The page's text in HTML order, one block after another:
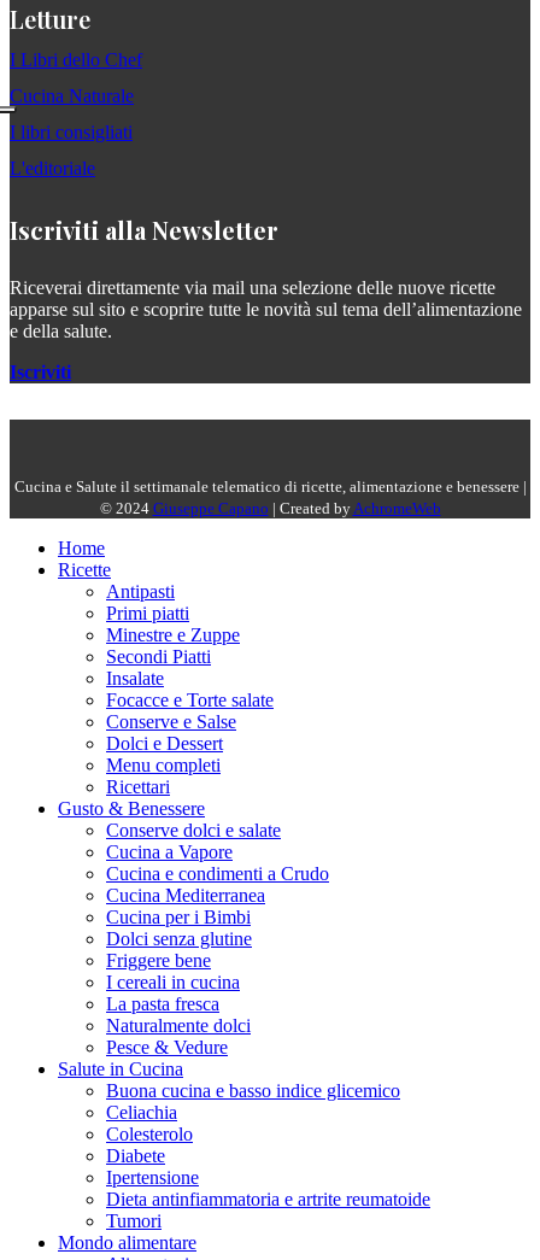
Letture
I Libri dello Chef
Cucina Naturale
I libri consigliati
L'editoriale
Iscriviti alla Newsletter
Riceverai direttamente via mail una selezione delle nuove ricette
apparse sul sito e scoprire tutte le novità sul tema dell’alimentazione
e della salute.
Iscriviti
Cucina e Salute il settimanale telematico di ricette, alimentazione e benessere |
© 2024 Giuseppe Capano | Created byAchromeWeb
Home
Ricette
Antipasti
Primi piatti
Minestre e Zuppe
Secondi Piatti
Insalate
Focacce e Torte salate
Conserve e Salse
Dolci e Dessert
Menu completi
Ricettari
Gusto & Benessere
Conserve dolci e salate
Cucina a Vapore
Cucina e condimenti a Crudo
Cucina Mediterranea
Cucina per i Bimbi
Dolci senza glutine
Friggere bene
I cereali in cucina
La pasta fresca
Naturalmente dolci
Pesce & Vedure
Salute in Cucina
Buona cucina e basso indice glicemico
Celiachia
Colesterolo
Diabete
Ipertensione
Dieta antinfiammatoria e artrite reumatoide
Tumori
Mondo alimentare